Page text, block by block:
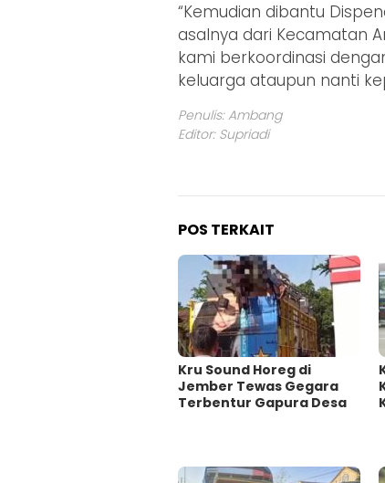
“Kemudian dibantu
asalnya dari Kecamatan
kami berkoordinasi
keluarga ataupun nanti
Penulis: Ambang
Editor: Supriadi
POS TERKAIT
Kru Sound Horeg di
Jember Tewas Gegara
Terbentur Gapura Desa